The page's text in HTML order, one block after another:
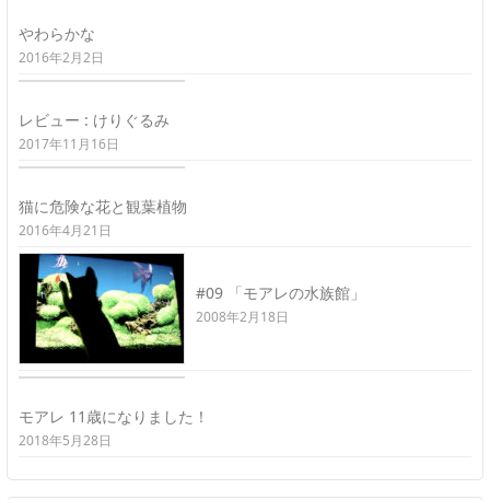
やわらかな
2016年2月2日
レビュー : けりぐるみ
2017年11月16日
猫に危険な花と観葉植物
2016年4月21日
#09 「モアレの水族館」
2008年2月18日
モアレ 11歳になりました！
2018年5月28日